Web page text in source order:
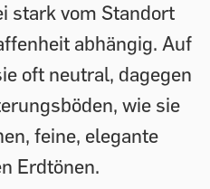
stark vom Standort
abhängig. Auf
oft neutral, dagegen
wie sie
feine, elegante
Erdtönen.